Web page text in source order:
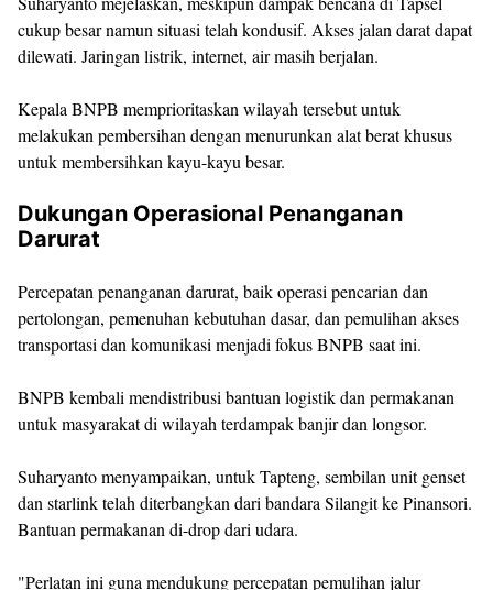
cukup besar namun situasi telah kondusif. Akses jalan darat dapat
dilewati. Jaringan listrik, internet, air masih berjalan.
Kepala BNPB memprioritaskan wilayah tersebut untuk
melakukan pembersihan dengan menurunkan alat berat khusus
untuk membersihkan kayu-kayu besar.
Dukungan Operasional Penanganan
Darurat
Percepatan penanganan darurat, baik operasi pencarian dan
pertolongan, pemenuhan kebutuhan dasar, dan pemulihan akses
transportasi dan komunikasi menjadi fokus BNPB saat ini.
BNPB kembali mendistribusi bantuan logistik dan permakanan
untuk masyarakat di wilayah terdampak banjir dan longsor.
Suharyanto menyampaikan, untuk Tapteng, sembilan unit genset
dan starlink telah diterbangkan dari bandara Silangit ke Pinansori.
Bantuan permakanan di-drop dari udara.
"Perlatan ini guna mendukung percepatan pemulihan jalur